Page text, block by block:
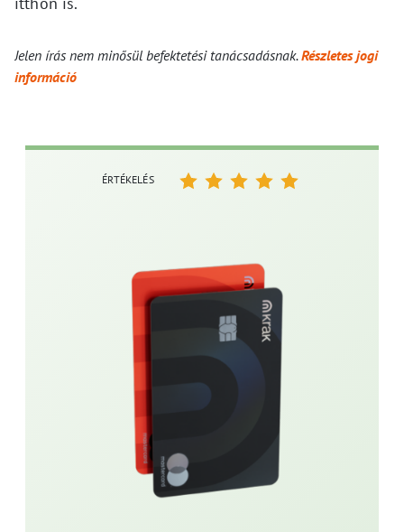
Jelen írás nem minősül befektetési tanácsadásnak.Részletes jogi
információ
ÉRTÉKELÉS